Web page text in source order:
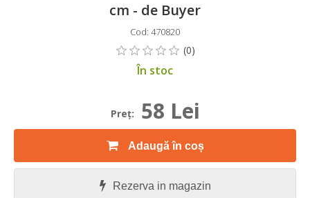
cm - de Buyer
Cod: 470820
În stoc
Preţ: 58 Lei
Adaugă în coș
Rezerva in magazin